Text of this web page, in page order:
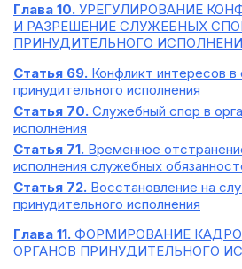
Глава 10. УРЕГУЛИРОВАНИЕ
И РАЗРЕШЕНИЕ СЛУЖЕБНЫХ
ПРИНУДИТЕЛЬНОГО
Статья 69. Конфликт интересов в
принудительного исполнения
Статья 70. Служебный спор в
исполнения
Статья 71. Временное
исполнения служебных
Статья 72. Восстановление на
принудительного исполнения
Глава 11. ФОРМИРОВАНИЕ
ОРГАНОВ ПРИНУДИТЕЛЬНОГО